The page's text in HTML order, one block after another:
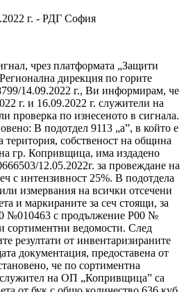
г. - РДГ София
чрез платформата „Защити
дирекция по горите
14.09.2022 г., Ви информирам, че
г. и 16.09.2022 г. служители на
проверка по изнесеното в сигнала.
В подотдел 9113 „а”, в който е
територия, собственост на община
гр. Копривщица, има издадено
12.05.2022г. за провеждане на
с интензивност 25%. В подотдела
измервания на всички отсечени
и маркираните за сеч стоящи, за
№010463 с продължение Р00 №
сортиментни ведомости. След
резултати от инвентаризираните
документация, предоставена от
че по сортиментна
служител на ОП „Копривщица” са